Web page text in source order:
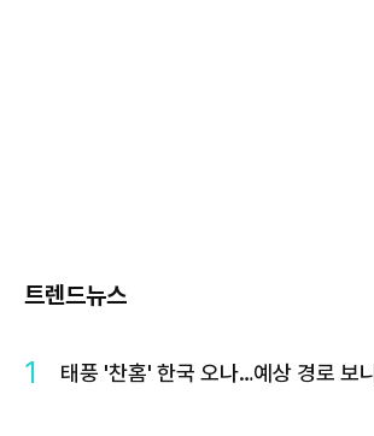
트렌드뉴스
1 태풍 '찬홈' 한국 오나…예상 경로 보니